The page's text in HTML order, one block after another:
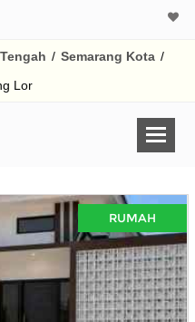
/ Semarang Kota /
Lor
RUMAH